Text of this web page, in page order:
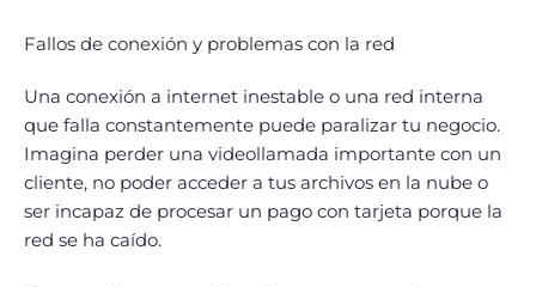
Fallos de conexión y problemas con la red
Una conexión a internet inestable o una red interna
que falla constantemente puede paralizar tu negocio.
Imagina perder una videollamada importante con un
cliente, no poder acceder a tus archivos en la nube o
ser incapaz de procesar un pago con tarjeta porque la
red se ha caído.